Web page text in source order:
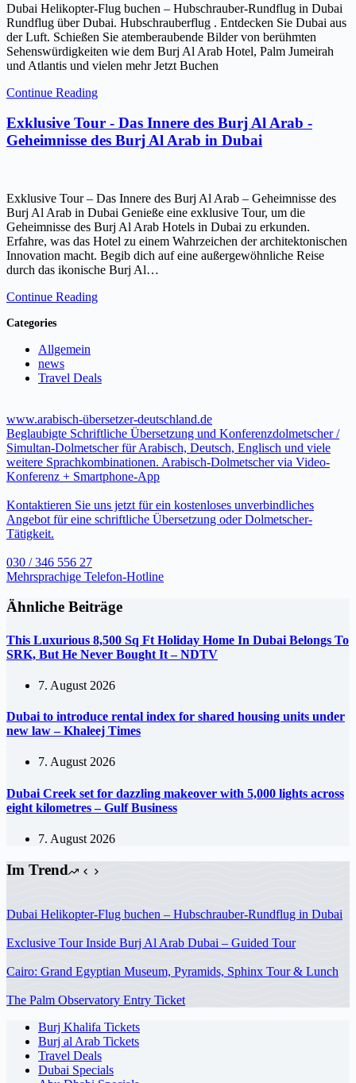
Dubai Helikopter-Flug buchen – Hubschrauber-Rundflug in Dubai
Rundflug über Dubai. Hubschrauberflug . Entdecken Sie Dubai aus
der Luft. Schießen Sie atemberaubende Bilder von berühmten
Sehenswürdigkeiten wie dem Burj Al Arab Hotel, Palm Jumeirah
und Atlantis und vielen mehr Jetzt Buchen
Continue Reading
Exklusive Tour - Das Innere des Burj Al Arab -
Geheimnisse des Burj Al Arab in Dubai
Exklusive Tour – Das Innere des Burj Al Arab – Geheimnisse des
Burj Al Arab in Dubai Genieße eine exklusive Tour, um die
Geheimnisse des Burj Al Arab Hotels in Dubai zu erkunden.
Erfahre, was das Hotel zu einem Wahrzeichen der architektonischen
Innovation macht. Begib dich auf eine außergewöhnliche Reise
durch das ikonische Burj Al…
Continue Reading
Categories
Allgemein
news
Travel Deals
www.arabisch-übersetzer-deutschland.de
Beglaubigte Schriftliche Übersetzung und Konferenzdolmetscher /
Simultan-Dolmetscher für Arabisch, Deutsch, Englisch und viele
weitere Sprachkombinationen. Arabisch-Dolmetscher via Video-
Konferenz + Smartphone-App
Kontaktieren Sie uns jetzt für ein kostenloses unverbindliches
Angebot für eine schriftliche Übersetzung oder Dolmetscher-
Tätigkeit.
030 / 346 556 27
Mehrsprachige Telefon-Hotline
Ähnliche Beiträge
This Luxurious 8,500 Sq Ft Holiday Home In Dubai Belongs To
SRK, But He Never Bought It – NDTV
7. August 2026
Dubai to introduce rental index for shared housing units under
new law – Khaleej Times
7. August 2026
Dubai Creek set for dazzling makeover with 5,000 lights across
eight kilometres – Gulf Business
7. August 2026
Im Trend
Dubai Helikopter-Flug buchen – Hubschrauber-Rundflug in Dubai
Exclusive Tour Inside Burj Al Arab Dubai – Guided Tour
Cairo: Grand Egyptian Museum, Pyramids, Sphinx Tour & Lunch
The Palm Observatory Entry Ticket
Burj Khalifa Tickets
Burj al Arab Tickets
Travel Deals
Dubai Specials